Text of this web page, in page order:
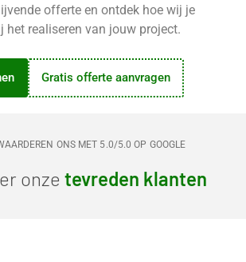
offerte en ontdek hoe wij je
het realiseren van jouw project.
Gratis offerte aanvragen
ONS MET 5.0/5.0 OP GOOGLE
onze tevreden klanten